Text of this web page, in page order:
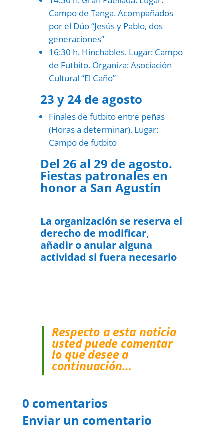
Campo de Tanga. Acompañados
por el Dúo “Jesús y Pablo, dos
generaciones”
16:30 h. Hinchables. Lugar: Campo
de Futbito. Organiza: Asociación
Cultural “El Caño”
23 y 24 de agosto
Finales de futbito entre peñas
(Horas a determinar). Lugar:
Campo de futbito
Del 26 al 29 de agosto.
Fiestas patronales en
honor a San Agustín
La organización se reserva el
derecho de modificar,
añadir o anular alguna
actividad si fuera necesario
Respecto a esta noticia
usted puede comentar
lo que desee a
continuación…
0 comentarios
Enviar un comentario